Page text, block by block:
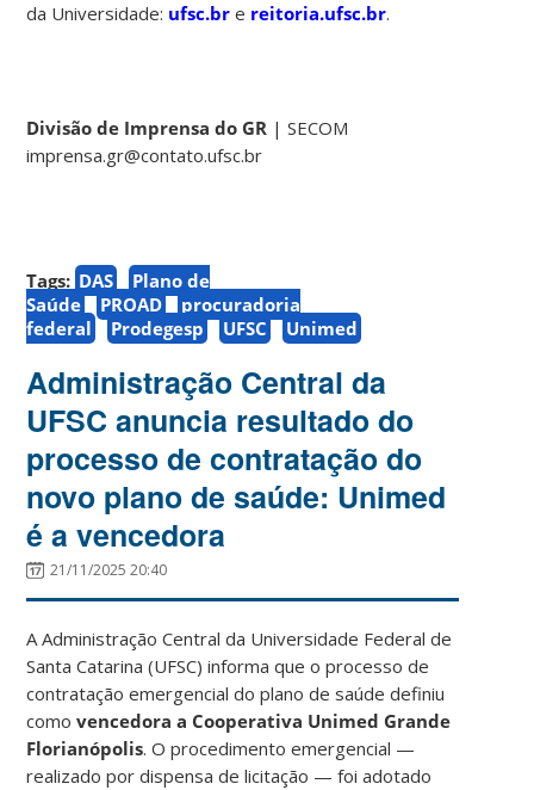
da Universidade: ufsc.br e reitoria.ufsc.br.
Divisão de Imprensa do GR | SECOM
imprensa.gr@contato.ufsc.br
Tags: DAS
Plano de
Saúde
PROAD
procuradoria
federal
Prodegesp UFSC Unimed
Administração Central da
UFSC anuncia resultado do
processo de contratação do
novo plano de saúde: Unimed
é a vencedora
21/11/2025 20:40
A Administração Central da Universidade Federal de
Santa Catarina (UFSC) informa que o processo de
contratação emergencial do plano de saúde definiu
comovencedora a Cooperativa Unimed Grande
Florianópolis. O procedimento emergencial —
realizado por dispensa de licitação — foi adotado